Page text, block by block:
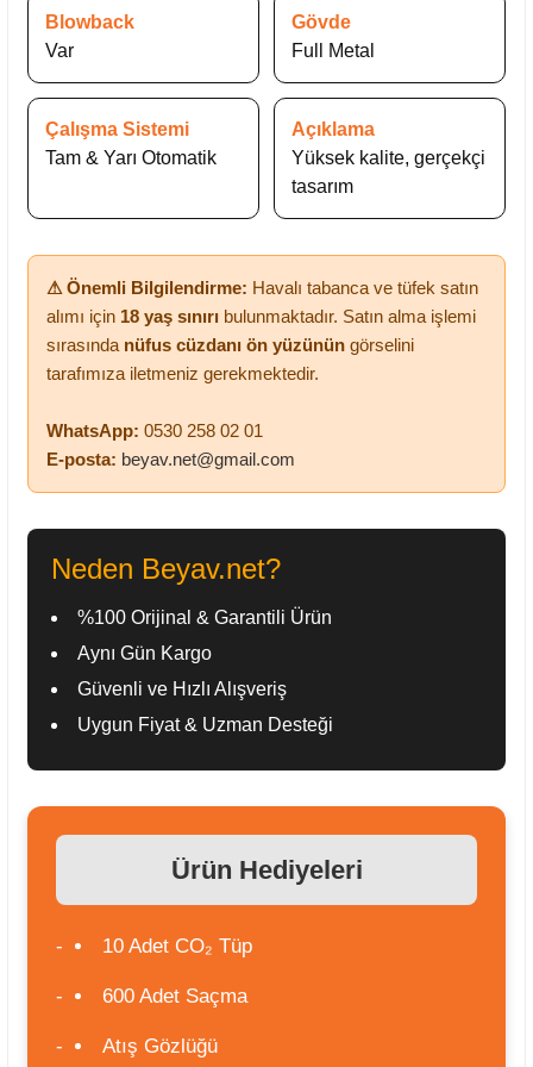
Blowback
Var
Gövde
Full Metal
Çalışma Sistemi
Tam & Yarı Otomatik
Açıklama
Yüksek kalite, gerçekçi
tasarım
⚠ Önemli Bilgilendirme: Havalı tabanca ve tüfek satın
alımı için 18 yaş sınırı bulunmaktadır. Satın alma işlemi
sırasında nüfus cüzdanı ön yüzünün görselini
tarafımıza iletmeniz gerekmektedir.
WhatsApp: 0530 258 02 01
E-posta: beyav.net@gmail.com
Neden Beyav.net?
%100 Orijinal & Garantili Ürün
Aynı Gün Kargo
Güvenli ve Hızlı Alışveriş
Uygun Fiyat & Uzman Desteği
Ürün Hediyeleri
10 Adet CO₂ Tüp
600 Adet Saçma
Atış Gözlüğü